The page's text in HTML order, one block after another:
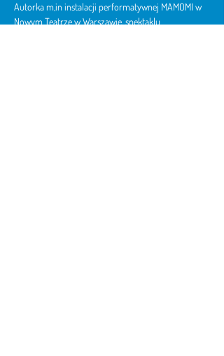
Autorka m,in instalacji performatywnej MAMOMI w
Nowym Teatrze w Warszawie, spektaklu